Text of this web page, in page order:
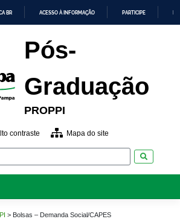
O
CONTEÚDO
BR ACESSO À INFORMAÇÃO PARTICIPE
Pós-
Graduação
PROPPI
contraste Mapa do site
> Bolsas – Demanda Social/CAPES